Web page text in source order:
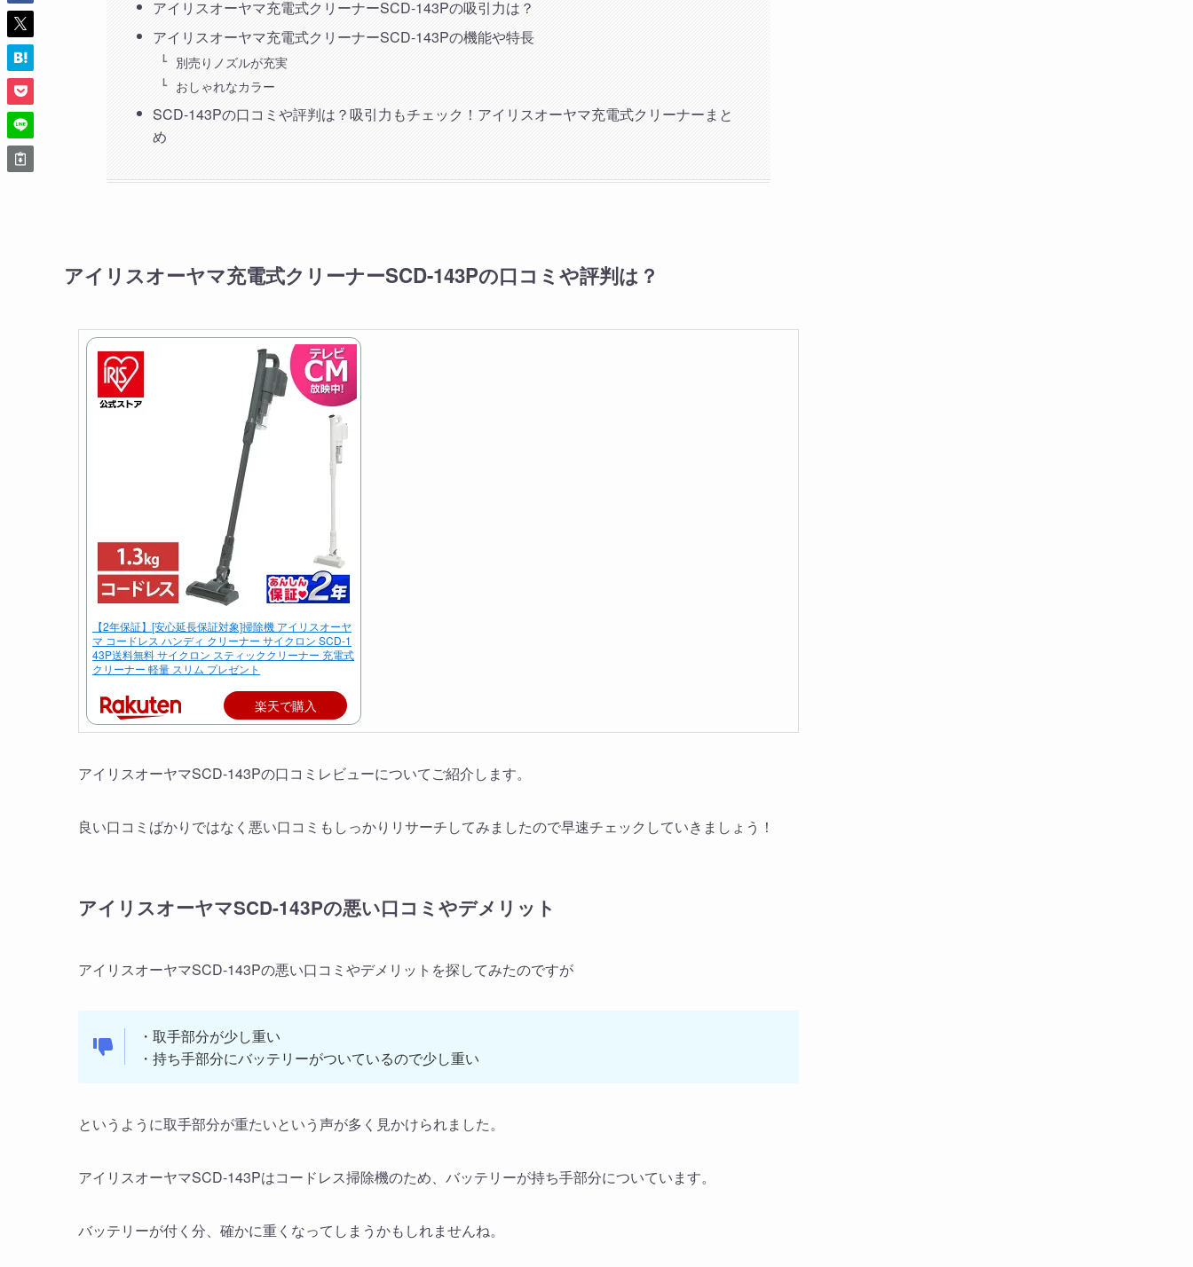
アイリスオーヤマ充電式クリーナーSCD-143Pの吸引力は？
アイリスオーヤマ充電式クリーナーSCD-143Pの機能や特長
別売りノズルが充実
おしゃれなカラー
SCD-143Pの口コミや評判は？吸引力もチェック！アイリスオーヤマ充電式クリーナーまと
め
アイリスオーヤマ充電式クリーナーSCD-143Pの口コミや評判は？
【2年保証】[安心延長保証対象]掃除機 アイリスオーヤ
マ コードレス ハンディ クリーナー サイクロン SCD-1
43P送料無料 サイクロン スティッククリーナー 充電式
クリーナー 軽量 スリム プレゼント
楽天で購入
アイリスオーヤマSCD-143Pの口コミレビューについてご紹介します。
良い口コミばかりではなく悪い口コミもしっかりリサーチしてみましたので早速チェックしていきましょう！
アイリスオーヤマSCD-143Pの悪い口コミやデメリット
アイリスオーヤマSCD-143Pの悪い口コミやデメリットを探してみたのですが
・取手部分が少し重い
・持ち手部分にバッテリーがついているので少し重い
というように取手部分が重たいという声が多く見かけられました。
アイリスオーヤマSCD-143Pはコードレス掃除機のため、バッテリーが持ち手部分についています。
バッテリーが付く分、確かに重くなってしまうかもしれませんね。